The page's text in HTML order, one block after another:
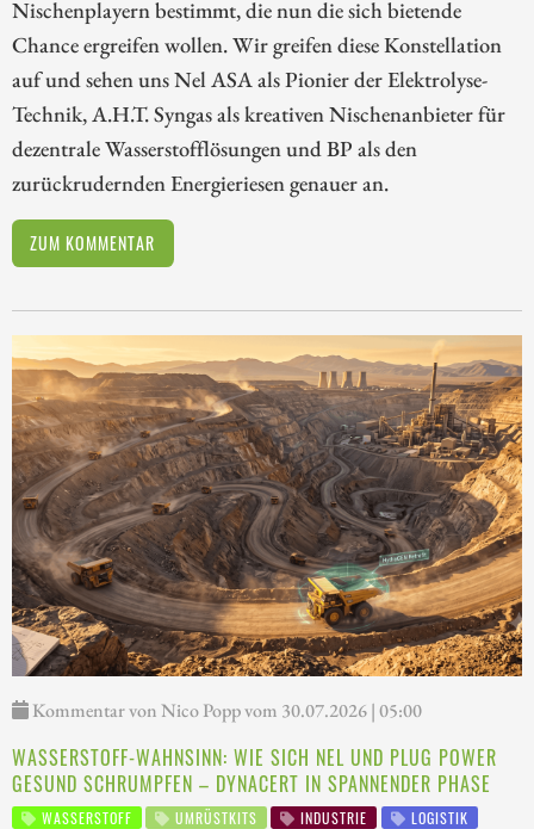
Nischenplayern bestimmt, die nun die sich bietende
Chance ergreifen wollen. Wir greifen diese Konstellation
auf und sehen uns Nel ASA als Pionier der Elektrolyse-
Technik, A.H.T. Syngas als kreativen Nischenanbieter für
dezentrale Wasserstofflösungen und BP als den
zurückrudernden Energieriesen genauer an.
ZUM KOMMENTAR
Kommentar von Nico Popp vom 30.07.2026 | 05:00
WASSERSTOFF-WAHNSINN: WIE SICH NEL UND PLUG POWER
GESUND SCHRUMPFEN – DYNACERT IN SPANNENDER PHASE
WASSERSTOFF UMRÜSTKITS INDUSTRIE
LOGISTIK